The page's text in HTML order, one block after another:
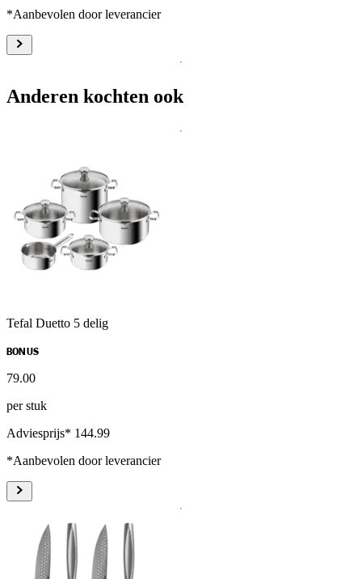
*Aanbevolen door leverancier
Anderen kochten ook
Tefal Duetto 5 delig
BONUS
79.00
per stuk
Adviesprijs* 144.99
*Aanbevolen door leverancier